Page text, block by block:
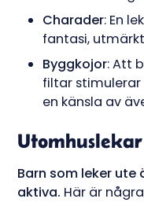
Charader: En
fantasi,
Byggkojor: Att
filtar
en känsla av
Utomhuslekar
Barn som leker
aktiva. Här är